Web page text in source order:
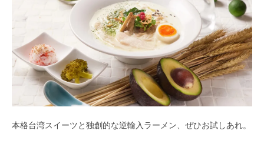
本格台湾スイーツと独創的な逆輸入ラーメン、ぜひお試しあれ。